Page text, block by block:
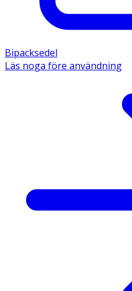
Bipacksedel
Läs noga före användning